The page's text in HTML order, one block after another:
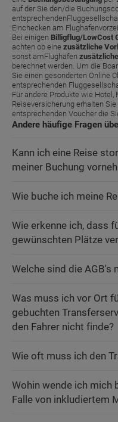
auf der Sie den/die
Einchecken am
Bei einigen Billigflug/LowCost
achten ob eine zusätzliche
sonst amFlughafen
berechnet werden. Um die
Sie einen gesonderten Online
entsprechenden
Für andere Produkte wie
Reiseversicherung erhalten
entsprechenden Voucher die
Andere häufige Fragen
Kann ich eine Reise
meiner Buchung
Wie buche ich meine
Wie erkenne ich, dass
gewünschten Plätze
Welche sind die AGB's
Was muss ich vor Ort
gebuchten
den Fahrer nicht finde?
Wie oft muss ich den
Wohin wende ich mich
Falle von inkludiertem